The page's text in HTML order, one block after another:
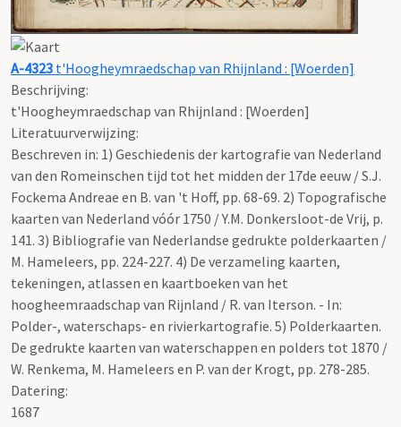
A-4323 t'Hoogheymraedschap van Rhijnland : [Woerden]
Beschrijving:
t'Hoogheymraedschap van Rhijnland : [Woerden]
Literatuurverwijzing:
Beschreven in: 1) Geschiedenis der kartografie van Nederland
van den Romeinschen tijd tot het midden der 17de eeuw / S.J.
Fockema Andreae en B. van 't Hoff, pp. 68-69. 2) Topografische
kaarten van Nederland vóór 1750 / Y.M. Donkersloot-de Vrij, p.
141. 3) Bibliografie van Nederlandse gedrukte polderkaarten /
M. Hameleers, pp. 224-227. 4) De verzameling kaarten,
tekeningen, atlassen en kaartboeken van het
hoogheemraadschap van Rijnland / R. van Iterson. - In:
Polder-, waterschaps- en rivierkartografie. 5) Polderkaarten.
De gedrukte kaarten van waterschappen en polders tot 1870 /
W. Renkema, M. Hameleers en P. van der Krogt, pp. 278-285.
Datering:
1687